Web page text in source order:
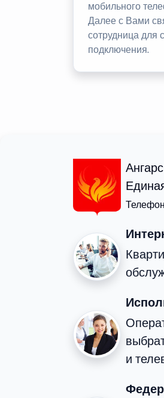
мобильного
Далее с Вами
сотрудница для
подключения.
и